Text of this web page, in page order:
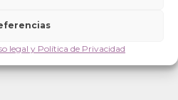
legal y Política de Privacidad